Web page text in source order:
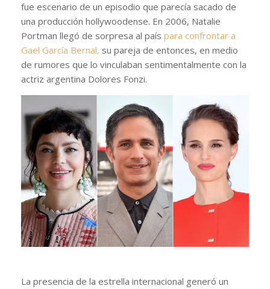
fue escenario de un episodio que parecía sacado de
una producción hollywoodense. En 2006, Natalie
Portman llegó de sorpresa al país para confrontar a
Gael García Bernal, su pareja de entonces, en medio
de rumores que lo vinculaban sentimentalmente con la
actriz argentina Dolores Fonzi.
La presencia de la estrella internacional generó un